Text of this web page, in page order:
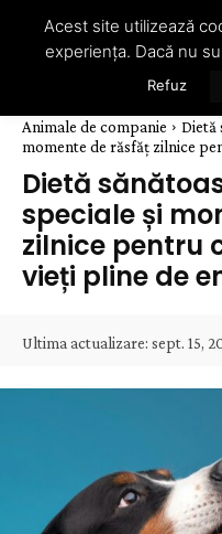
Animale de companie
Dietă
momente de răsfăț zilnice
Dietă
speciale și
zilnice pentru
vieți pline de
Ultima actualizare: sept. 15,
Acest site utilizează
experiența. Dacă nu
Refuz